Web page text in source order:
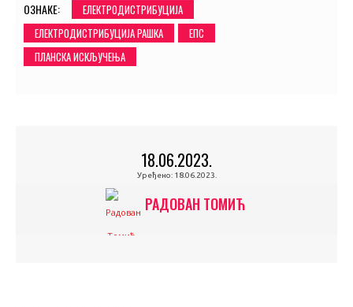
ОЗНАКЕ:
ЕЛЕКТРОДИСТРИБУЦИЈА
ЕЛЕКТРОДИСТРИБУЦИЈА РАШКА
ЕПС
ПЛАНСКА ИСКЉУЧЕЊА
18.06.2023.
Уређено: 18.06.2023.
РАДОВАН ТОМИЋ